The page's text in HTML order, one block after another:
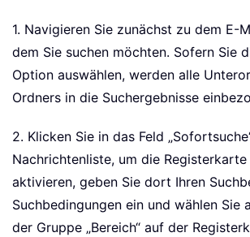
1. Navigieren Sie zunächst zu dem E-
dem Sie suchen möchten. Sofern Sie
Option auswählen, werden alle
Ordners in die Suchergebnisse
2. Klicken Sie in das Feld
Nachrichtenliste, um die Registerkarte
aktivieren, geben Sie dort Ihren
Suchbedingungen ein und wählen Sie
der Gruppe „Bereich“ auf der